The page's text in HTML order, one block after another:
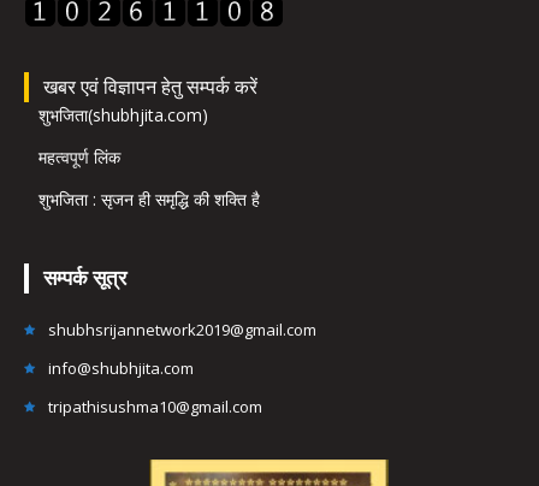
खबर एवं विज्ञापन हेतु सम्पर्क करें
शुभजिता(shubhjita.com)
महत्वपूर्ण लिंक
शुभजिता : सृजन ही समृद्धि की शक्ति है
सम्पर्क सूत्र
shubhsrijannetwork2019@gmail.com
info@shubhjita.com
tripathisushma10@gmail.com